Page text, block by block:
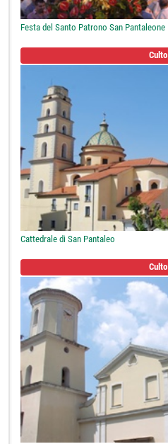
Festa del Santo Patrono San Pantaleone
Culto
Cattedrale di San Pantaleo
Culto